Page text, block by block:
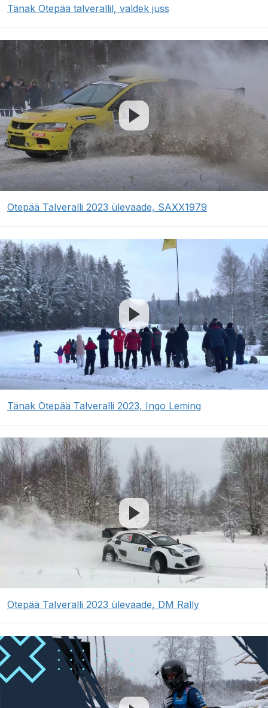
Tänak Otepää talverallil, valdek juss
Otepää Talveralli 2023 ülevaade, SAXX1979
Tänak Otepää Talveralli 2023, Ingo Leming
Otepää Talveralli 2023 ülevaade, DM Rally